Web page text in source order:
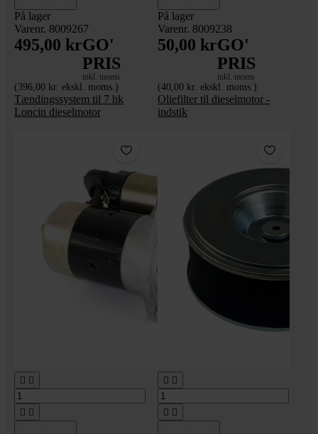
På lager
Varenr. 8009267
495,00 krGO'
PRIS
inkl. moms
(396,00 kr. ekskl. moms.)
Tændingssystem til 7 hk
Loncin dieselmotor
På lager
Varenr. 8009238
50,00 krGO'
PRIS
inkl. moms
(40,00 kr. ekskl. moms.)
Oliefilter til dieselmotor -
indstik
 
 
 
 